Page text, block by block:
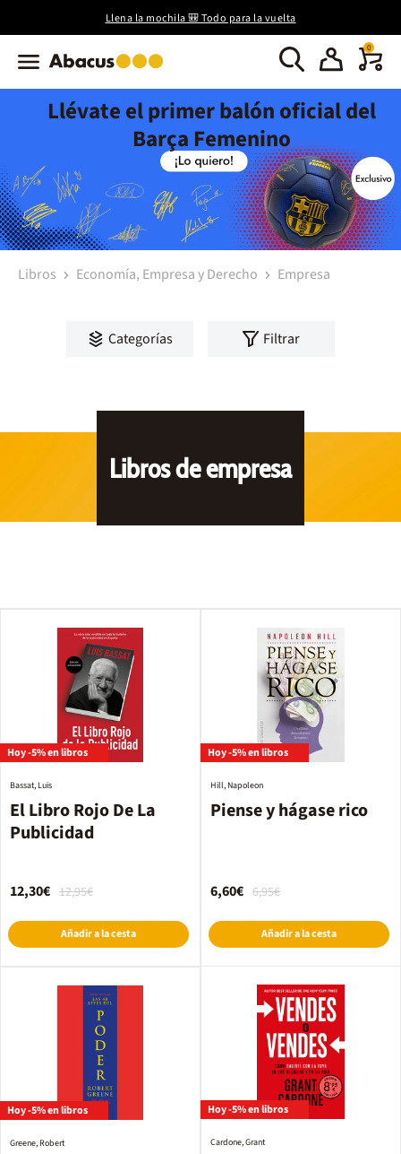
Llena la mochila 🎒 Todo para la vuelta
0
Llévate el primer balón oficial del
Barça Femenino
Libros Economía, Empresa y Derecho Empresa
Categorías Filtrar
Libros de empresa
Hoy -5% en libros
El Libro Rojo De La
Publicidad
Bassat, Luis
12,95€
12,30€
Añadir a la cesta
Hoy -5% en libros
Piense y hágase rico
Hill, Napoleon
6,95€
6,60€
Añadir a la cesta
Hoy -5% en libros
Greene, Robert
Hoy -5% en libros
Cardone, Grant